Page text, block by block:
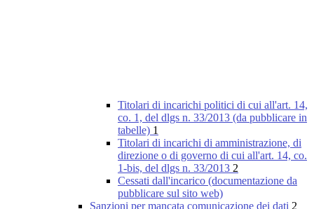
Titolari di incarichi politici di cui all'art. 14,
co. 1, del dlgs n. 33/2013 (da pubblicare in
tabelle) 1
Titolari di incarichi di amministrazione, di
direzione o di governo di cui all'art. 14, co.
1-bis, del dlgs n. 33/2013 2
Cessati dall'incarico (documentazione da
pubblicare sul sito web)
Sanzioni per mancata comunicazione dei dati 2